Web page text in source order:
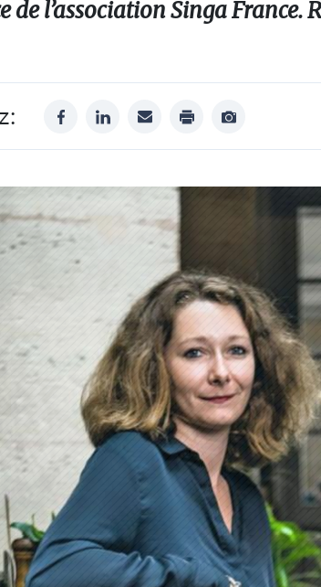
de l’association Singa France.
facebooklinkedinmail print
Afficher